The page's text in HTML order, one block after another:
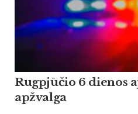
Rugpjūčio 6 dienos
apžvalga